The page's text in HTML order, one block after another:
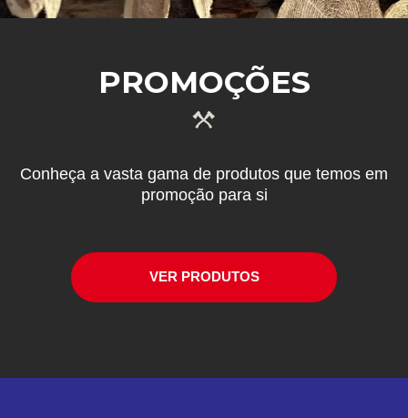
PROMOÇÕES
Conheça a vasta gama de produtos que temos em
promoção para si
VER PRODUTOS